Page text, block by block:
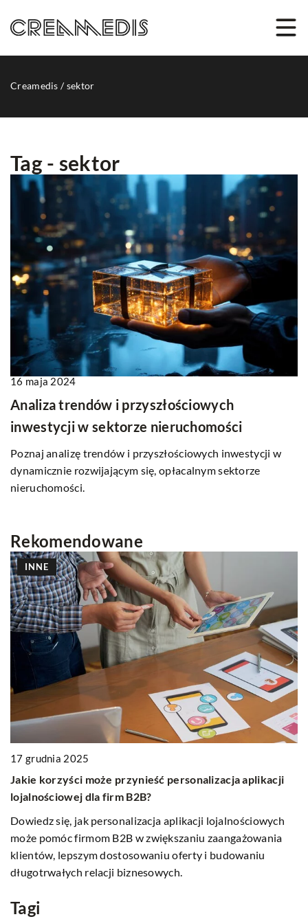
Creamedis /sektor
Tag - sektor
16 maja 2024
Analiza trendów i przyszłościowych
inwestycji w sektorze nieruchomości
Poznaj analizę trendów i przyszłościowych inwestycji w
dynamicznie rozwijającym się, opłacalnym sektorze
nieruchomości.
Rekomendowane
INNE
17 grudnia 2025
Jakie korzyści może przynieść personalizacja aplikacji
lojalnościowej dla firm B2B?
Dowiedz się, jak personalizacja aplikacji lojalnościowych
może pomóc firmom B2B w zwiększaniu zaangażowania
klientów, lepszym dostosowaniu oferty i budowaniu
długotrwałych relacji biznesowych.
Tagi